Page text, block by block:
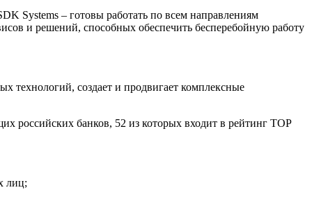
Systems – готовы работать по всем направлениям
и решений, способных обеспечить бесперебойную работу
технологий, создает и продвигает комплексные
российских банков, 52 из которых входит в рейтинг TOP
лиц;